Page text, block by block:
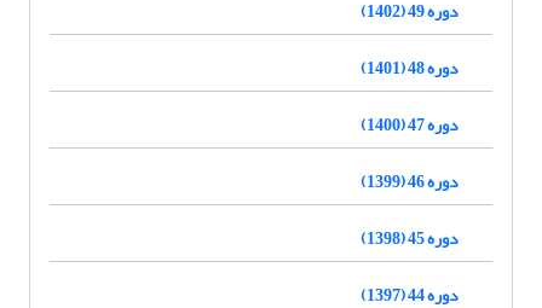
دوره 49 (1402)
دوره 48 (1401)
دوره 47 (1400)
دوره 46 (1399)
دوره 45 (1398)
دوره 44 (1397)